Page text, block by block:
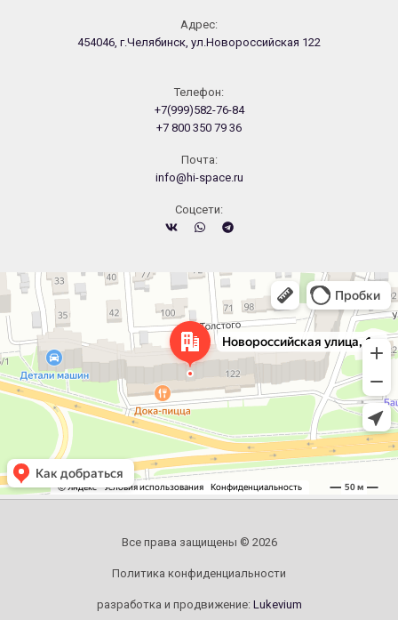
Адрес:
454046, г.Челябинск, ул.Новороссийская 122
Телефон:
+7(999)582-76-84
+7 800 350 79 36
Почта:
info@hi-space.ru
Cоцсети:
Челябинск
Новороссийская улица, 122 — Яндекс.Карты
Все права защищены © 2026
Политика конфиденциальности
разработка и продвижение: Lukevium